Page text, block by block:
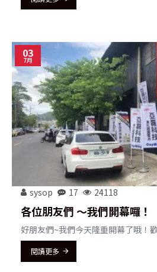
03
7月
sysop 17 24118
各位朋友們 ～我們開幕囉！
好朋友們~我們今天隆重開幕了哦！
閱讀更多